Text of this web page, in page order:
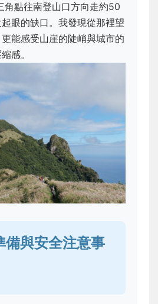
角點往南登山口方向走約50
眼的缺口。我發現從那裡望
能感受山崖的陡峭與城市的
感。
備與安全注意事